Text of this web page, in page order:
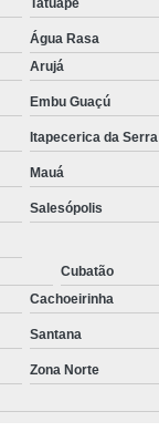
Tatuapé
Água Rasa
Arujá
Embu Guaçú
Itapecerica da Serra
Mauá
Salesópolis
Cubatão
Cachoeirinha
Santana
Zona Norte